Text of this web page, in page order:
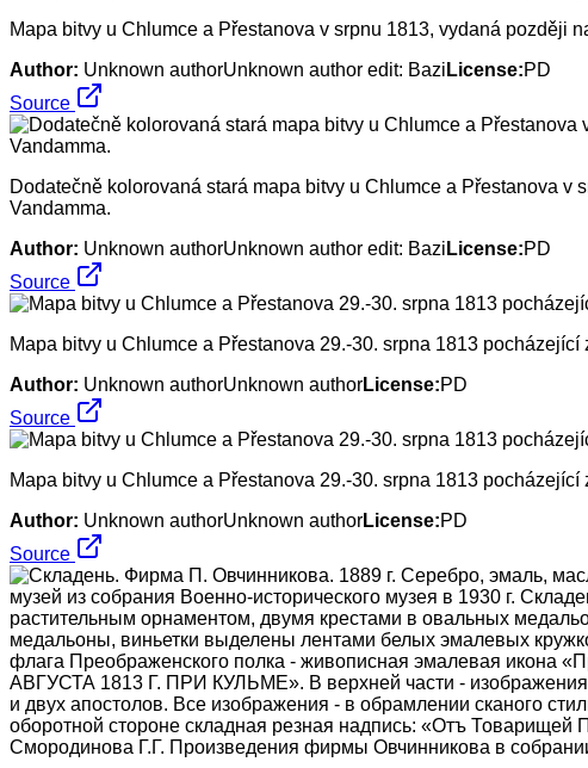
Mapa bitvy u Chlumce a Přestanova v srpnu 1813, vydaná později
Author: Unknown authorUnknown author edit: Bazi License:PD
Source
Dodatečně kolorovaná stará mapa bitvy u Chlumce a Přestanova
Vandamma.
Author: Unknown authorUnknown author edit: Bazi License:PD
Source
Mapa bitvy u Chlumce a Přestanova 29.-30. srpna 1813
Author: Unknown authorUnknown authorLicense:PD
Source
Mapa bitvy u Chlumce a Přestanova 29.-30. srpna 1813
Author: Unknown authorUnknown authorLicense:PD
Source